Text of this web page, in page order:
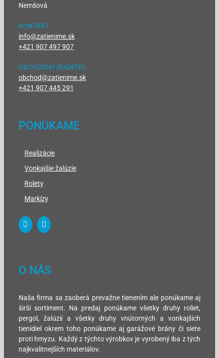
Nemšová
KONTAKT:
info@zatienime.sk
+421 907 497 907
OBCHODNÝ RIADITEĽ:
obchod@zatienime.sk
+421 907 445 291
PONÚKAME
Realizácie
Vonkajšie žalúzie
Rolety
Markízy
O NÁS
Naša firma sa zaoberá prevažne tienením ale ponúkame aj
širší sortiment. Na predaj ponúkame všetky druhy roliet,
pergol, žalúzií a všetky druhy vnútorných a vonkajších
tienidiel okrem toho ponúkame aj garážové brány či siete
proti hmyzu. Každý z týchto výrobkov je vyrobený iba z tých
najkvalitnejších materiálov.